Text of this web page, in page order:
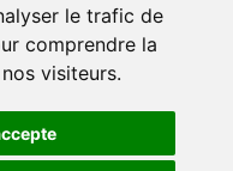
le trafic de
comprendre la
visiteurs.